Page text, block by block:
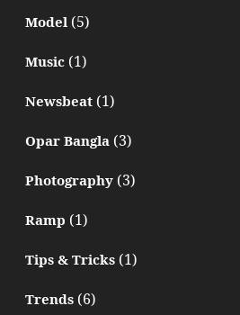
Model(5)
Music(1)
Newsbeat(1)
Opar Bangla(3)
Photography(3)
Ramp (1)
Tips & Tricks(1)
Trends(6)